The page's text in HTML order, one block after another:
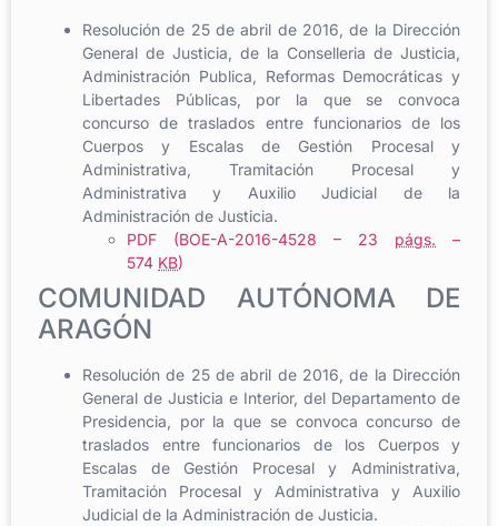
Resolución de 25 de abril de 2016, de la Dirección
General de Justicia, de la Conselleria de Justicia,
Administración Publica, Reformas Democráticas y
Libertades Públicas, por la que se convoca
concurso de traslados entre funcionarios de los
Cuerpos y Escalas de Gestión Procesal y
Administrativa, Tramitación Procesal y
Administrativa y Auxilio Judicial de la
Administración de Justicia.
PDF (BOE-A-2016-4528 – 23 págs. –
574 KB)
COMUNIDAD AUTÓNOMA DE
ARAGÓN
Resolución de 25 de abril de 2016, de la Dirección
General de Justicia e Interior, del Departamento de
Presidencia, por la que se convoca concurso de
traslados entre funcionarios de los Cuerpos y
Escalas de Gestión Procesal y Administrativa,
Tramitación Procesal y Administrativa y Auxilio
Judicial de la Administración de Justicia.